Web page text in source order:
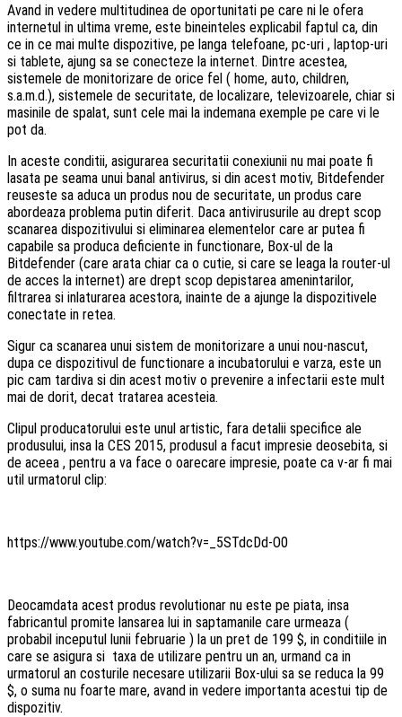
Avand in vedere multitudinea de oportunitati pe care ni le ofera
internetul in ultima vreme, este bineinteles explicabil faptul ca, din
ce in ce mai multe dispozitive, pe langa telefoane, pc-uri , laptop-uri
si tablete, ajung sa se conecteze la internet. Dintre acestea,
sistemele de monitorizare de orice fel ( home, auto, children,
s.a.m.d.), sistemele de securitate, de localizare, televizoarele, chiar si
masinile de spalat, sunt cele mai la indemana exemple pe care vi le
pot da.
In aceste conditii, asigurarea securitatii conexiunii nu mai poate fi
lasata pe seama unui banal antivirus, si din acest motiv, Bitdefender
reuseste sa aduca un produs nou de securitate, un produs care
abordeaza problema putin diferit. Daca antivirusurile au drept scop
scanarea dispozitivului si eliminarea elementelor care ar putea fi
capabile sa produca deficiente in functionare, Box-ul de la
Bitdefender (care arata chiar ca o cutie, si care se leaga la router-ul
de acces la internet) are drept scop depistarea amenintarilor,
filtrarea si inlaturarea acestora, inainte de a ajunge la dispozitivele
conectate in retea.
Sigur ca scanarea unui sistem de monitorizare a unui nou-nascut,
dupa ce dispozitivul de functionare a incubatorului e varza, este un
pic cam tardiva si din acest motiv o prevenire a infectarii este mult
mai de dorit, decat tratarea acesteia.
Clipul producatorului este unul artistic, fara detalii specifice ale
produsului, insa la CES 2015, produsul a facut impresie deosebita, si
de aceea , pentru a va face o oarecare impresie, poate ca v-ar fi mai
util urmatorul clip:
https://www.youtube.com/watch?v=_5STdcDd-O0
Deocamdata acest produs revolutionar nu este pe piata, insa
fabricantul promite lansarea lui in saptamanile care urmeaza (
probabil inceputul lunii februarie ) la un pret de 199 $, in conditiile in
care se asigura si taxa de utilizare pentru un an, urmand ca in
urmatorul an costurile necesare utilizarii Box-ului sa se reduca la 99
$, o suma nu foarte mare, avand in vedere importanta acestui tip de
dispozitiv.